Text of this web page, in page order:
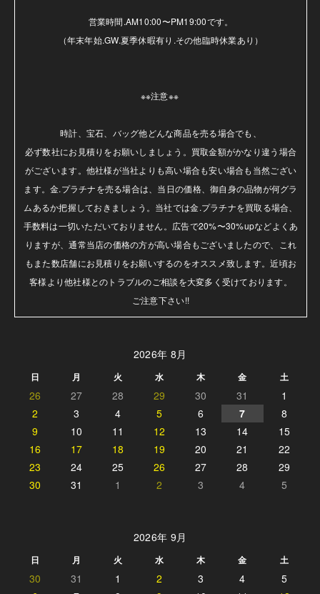
営業時間.AM10:00〜PM19:00です。
（年末年始.GW.夏季休暇有り.その他臨時休業あり）
※※注意※※
時計、宝石、バッグ他どんな商品を売る場合でも、
必ず数社にお見積りをお願いしましょう。買取金額がかなり違う場合
がございます。他社様が当社よりも高い場合も安い場合も当然ござい
ます。金.プラチナを売る場合は、当日の価格、御自身の品物が何グラ
ムあるか把握しておきましょう。当社では金.プラチナを買取る場合、
手数料は一切いただいておりません。広告で20%〜30%upなどよくあ
りますが、通常当店の価格の方が高い場合もございましたので、これ
もまた数店舗にお見積りをお願いするのをオススメ致します。近頃お
客様より他社様とのトラブルのご相談を大変多く受けております。
ご注意下さい!!
2026年 8月
日 月 火 水 木 金 土
26 27 28 29 30 31
1
2
3 4 5 6 7
8
9
10 11 12 13 14
15
16
17 18 19 20 21
22
23
24 25 26 27 28
29
30
31 1 2 3 4 5
2026年 9月
日 月 火 水 木 金 土
30 31 1 2 3 4
5